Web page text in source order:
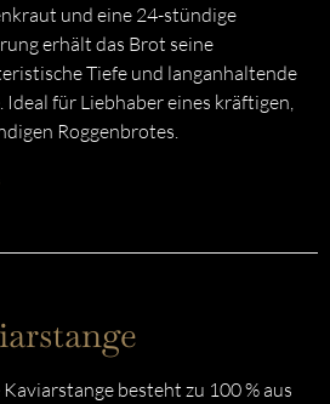
und eine 24-stündige
erhält das Brot seine
Tiefe und langanhaltende
Ideal für Liebhaber eines kräftigen,
Roggenbrotes.
besteht zu 100 % aus